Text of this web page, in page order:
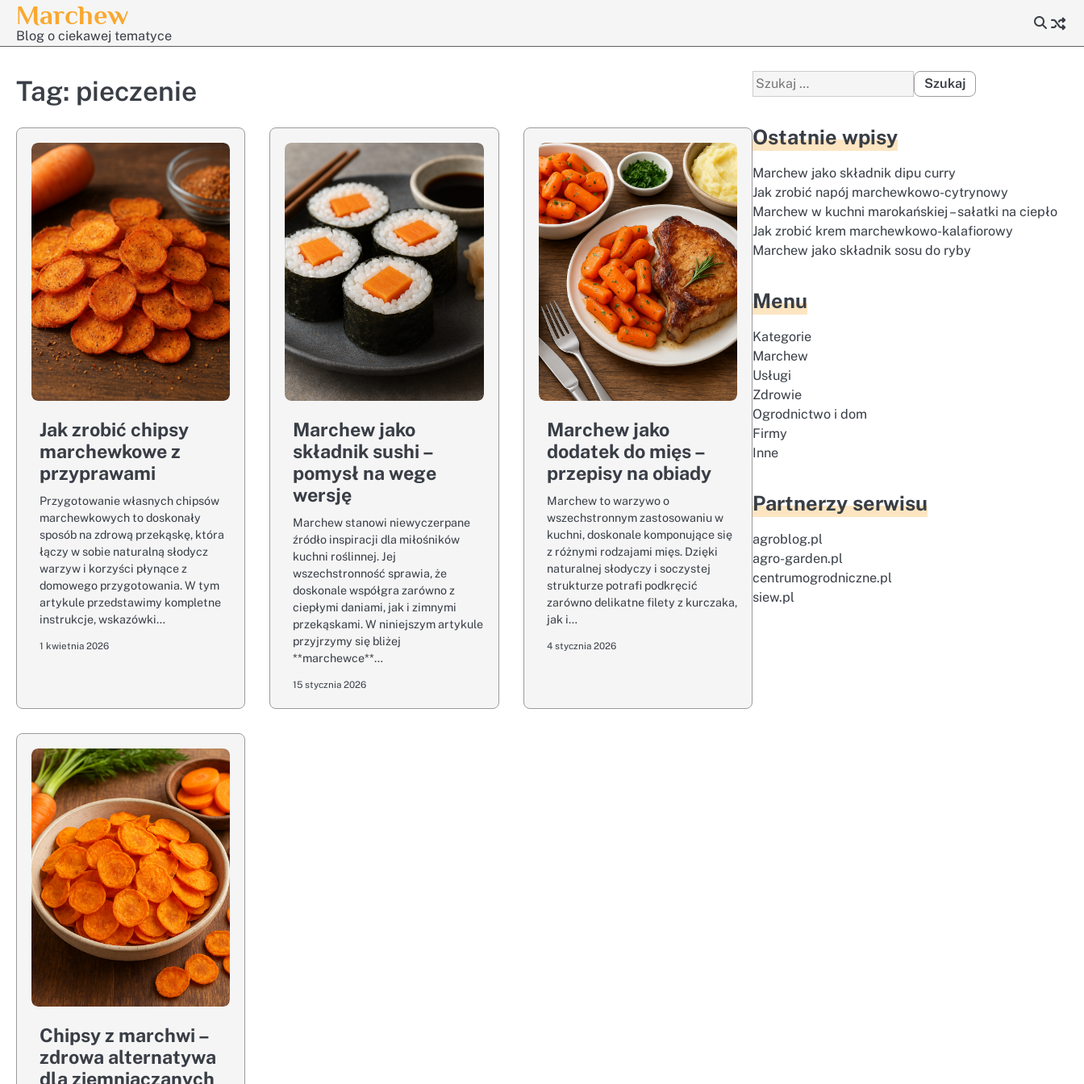
Skip
content
Marchew
Blog o ciekawej tematyce
Tag: pieczenie
Jak zrobić chipsy
marchewkowe z
przyprawami
Przygotowanie własnych chipsów
marchewkowych to doskonały
sposób na zdrową przekąskę, która
łączy w sobie naturalną słodycz
warzyw i korzyści płynące z
domowego przygotowania. W tym
artykule przedstawimy kompletne
instrukcje, wskazówki…
1 kwietnia 2026
Marchew jako
składnik sushi –
pomysł na wege
wersję
Marchew stanowi niewyczerpane
źródło inspiracji dla miłośników
kuchni roślinnej. Jej
wszechstronność sprawia, że
doskonale współgra zarówno z
ciepłymi daniami, jak i zimnymi
przekąskami. W niniejszym artykule
przyjrzymy się bliżej
**marchewce**…
15 stycznia 2026
Marchew jako
dodatek do mięs –
przepisy na obiady
Marchew to warzywo o
wszechstronnym zastosowaniu w
kuchni, doskonale komponujące się
z różnymi rodzajami mięs. Dzięki
naturalnej słodyczy i soczystej
strukturze potrafi podkręcić
zarówno delikatne filety z kurczaka,
jak i…
4 stycznia 2026
Chipsy z marchwi –
zdrowa alternatywa
dla ziemniaczanych
Szukaj:
Ostatnie wpisy
Marchew jako składnik dipu curry
Jak zrobić napój marchewkowo-cytrynowy
Marchew w kuchni marokańskiej – sałatki na ciepło
Jak zrobić krem marchewkowo-kalafiorowy
Marchew jako składnik sosu do ryby
Menu
Kategorie
Marchew
Usługi
Zdrowie
Ogrodnictwo i dom
Firmy
Inne
Partnerzy serwisu
agroblog.pl
agro-garden.pl
centrumogrodniczne.pl
siew.pl